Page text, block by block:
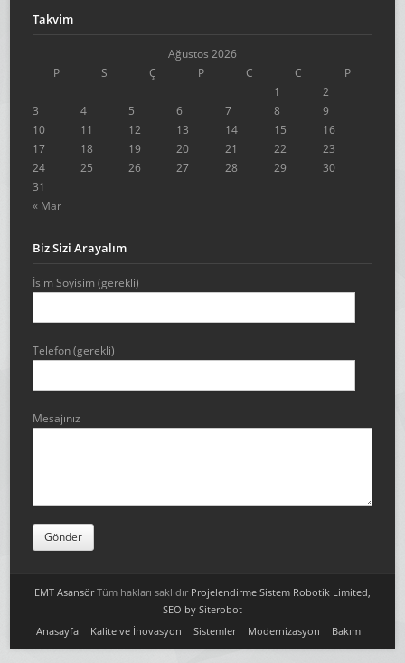
Takvim
Ağustos 2026
P
S Ç P C C P
« Mar
1
2
3
4 5 6 7 8
9
10
11 12 13 14 15
16
17
18 19 20 21 22
23
24
25 26 27 28 29
30
31
Biz Sizi Arayalım
İsim Soyisim (gerekli)
Telefon (gerekli)
Mesajınız
EMT AsansörTüm hakları saklıdır Projelendirme Sistem Robotik Limited,
SEO by Siterobot
Anasayfa
Kalite ve İnovasyon Sistemler Modernizasyon Bakım